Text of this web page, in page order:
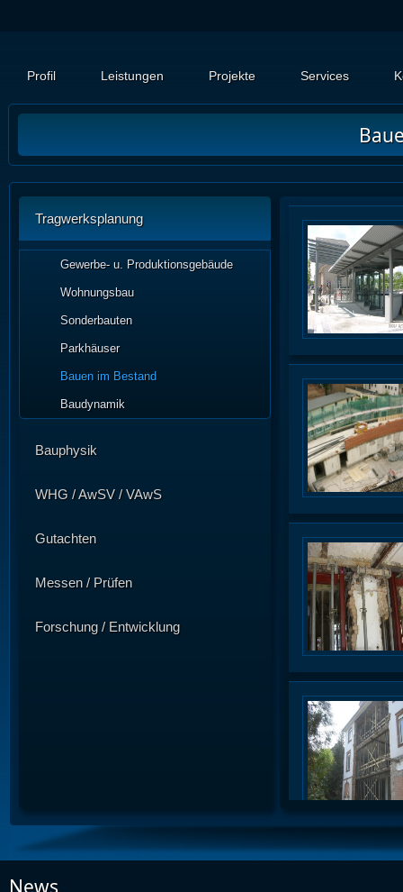
Profil Leistungen Projekte Services
Tragwerksplanung
Gewerbe- u. Produktionsgebäude
Wohnungsbau
Sonderbauten
Parkhäuser
Bauen im Bestand
Baudynamik
Bauphysik
WHG / AwSV / VAwS
Gutachten
Messen / Prüfen
Forschung / Entwicklung
News